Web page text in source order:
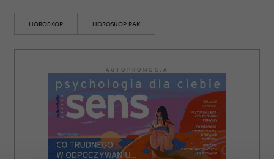
HOROSKOP HOROSKOP RAK
AUTOPROMOCJA